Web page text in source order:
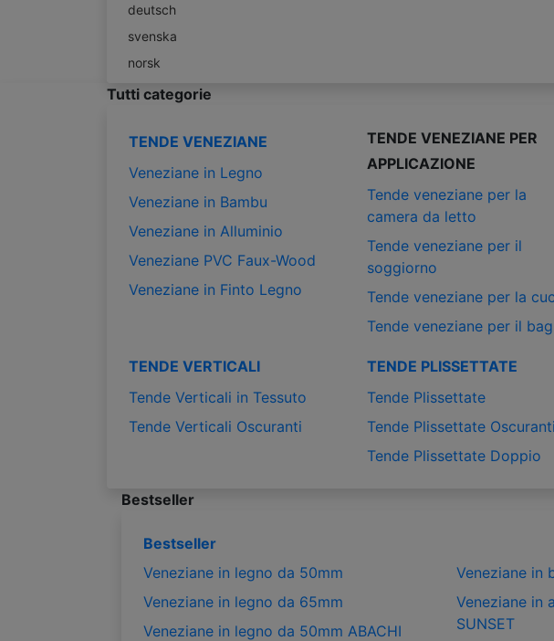
deutsch
svenska
norsk
Tutti categorie
TENDE VENEZIANE
Veneziane in Legno
Veneziane in Bambu
Veneziane in Alluminio
Veneziane PVC Faux-Wood
Veneziane in Finto Legno
TENDE VENEZIANE PER
APPLICAZIONE
Tende veneziane per la
camera da letto
Tende veneziane per il
soggiorno
Tende veneziane per la
Tende veneziane per il
TENDE VERTICALI
Tende Verticali in Tessuto
Tende Verticali Oscuranti
TENDE PLISSETTATE
Tende Plissettate
Tende Plissettate Oscuranti
Tende Plissettate Doppio
Bestseller
Bestseller
Veneziane in legno da 50mm
Veneziane in legno da 65mm
Veneziane in legno da 50mm ABACHI
Veneziane in
Veneziane in
SUNSET